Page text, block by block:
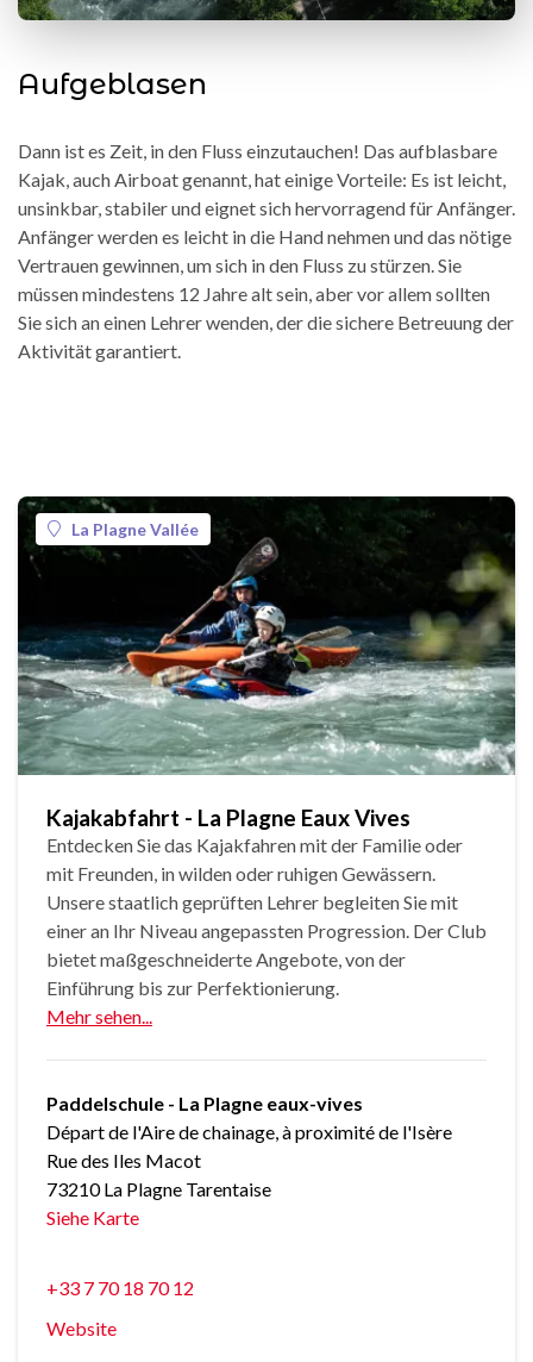
Aufgeblasen
Dann ist es Zeit, in den Fluss einzutauchen! Das aufblasbare
Kajak, auch Airboat genannt, hat einige Vorteile: Es ist leicht,
unsinkbar, stabiler und eignet sich hervorragend für Anfänger.
Anfänger werden es leicht in die Hand nehmen und das nötige
Vertrauen gewinnen, um sich in den Fluss zu stürzen. Sie
müssen mindestens 12 Jahre alt sein, aber vor allem sollten
Sie sich an einen Lehrer wenden, der die sichere Betreuung der
Aktivität garantiert.
La Plagne Vallée
Kajakabfahrt - La Plagne Eaux Vives
Entdecken Sie das Kajakfahren mit der Familie oder
mit Freunden, in wilden oder ruhigen Gewässern.
Unsere staatlich geprüften Lehrer begleiten Sie mit
einer an Ihr Niveau angepassten Progression. Der Club
bietet maßgeschneiderte Angebote, von der
Einführung bis zur Perfektionierung.
Mehr sehen...
Paddelschule - La Plagne eaux-vives
Départ de l'Aire de chainage, à proximité de l'Isère
Rue des Iles Macot
73210 La Plagne Tarentaise
Siehe Karte
+33 7 70 18 70 12
Website